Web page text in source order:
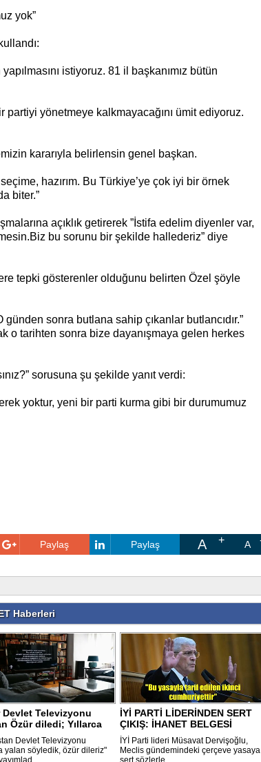
yok”
istiyoruz. 81 il başkanımız bütün
partiyi yönetmeye kalkmayacağını ümit ediyoruz.
kararıyla belirlensin genel başkan.
hazırım. Bu Türkiye’ye çok iyi bir örnek
biter.”
açıklık getirerek ”İstifa edelim diyenler var,
bu sorunu bir şekilde hallederiz” diye
tepki gösterenler olduğunu belirten Özel şöyle
günden sonra butlana sahip çıkanlar butlancıdır.”
o tarihten sonra bize dayanışmaya gelen herkes
sorusuna şu şekilde yanıt verdi:
yoktur, yeni bir parti kurma gibi bir durumumuz
Paylaş Paylaş A A
Haberleri
Devlet Televizyonu
Özür diledi; Yıllarca
Devlet Televizyonu
yalan söyledik, özür dileriz"
İYİ PARTİ LİDERİNDEN SERT
ÇIKIŞ: İHANET BELGESİ
İYİ Parti lideri Müsavat Dervişoğlu,
Meclis gündemindeki çerçeve yasaya
sert sözlerle..